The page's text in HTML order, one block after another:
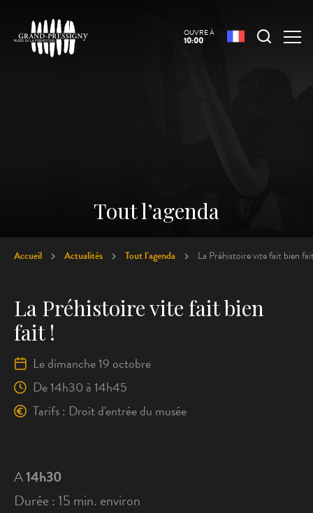
OUVRE À
10:00
Tout l’agenda
Accueil Actualités Tout l’agenda La Préhistoire vite fait bien
La Préhistoire vite fait bien
fait !
Le dimanche 19 octobre
De14h30 à 14h45
Tarifs : Droit d'entrée du musée
A14h30
Durée : 15 min. environ